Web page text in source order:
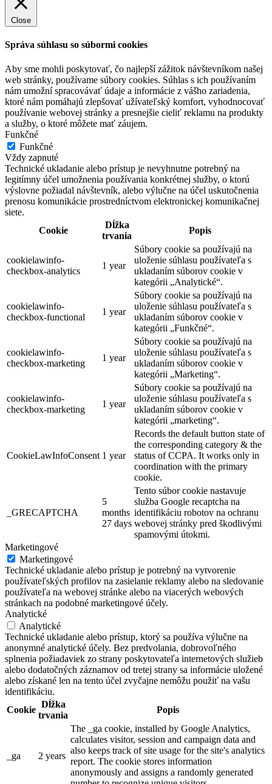
Close
Správa súhlasu so súbormi cookies
Aby sme mohli poskytovať, čo najlepší zážitok návštevníkom našej
web stránky, používame súbory cookies. Súhlas s ich používaním
nám umožní spracovávať údaje a informácie z vášho zariadenia,
ktoré nám pomáhajú zlepšovať užívateľský komfort, vyhodnocovať
používanie webovej stránky a presnejšie cieliť reklamu na produkty
a služby, o ktoré môžete mať záujem.
Funkčné
Funkčné
Vždy zapnuté
Technické ukladanie alebo prístup je nevyhnutne potrebný na
legitímny účel umožnenia používania konkrétnej služby, o ktorú
výslovne požiadal návštevník, alebo výlučne na účel uskutočnenia
prenosu komunikácie prostredníctvom elektronickej komunikačnej
siete.
Cookie
Dĺžka
trvania
Popis
cookielawinfo-
checkbox-analytics
1 year
Súbory cookie sa používajú na
uloženie súhlasu používateľa s
ukladaním súborov cookie v
kategórii „Analytické“.
cookielawinfo-
checkbox-functional
1 year
Súbory cookie sa používajú na
uloženie súhlasu používateľa s
ukladaním súborov cookie v
kategórii „Funkčné“.
cookielawinfo-
checkbox-marketing
1 year
Súbory cookie sa používajú na
uloženie súhlasu používateľa s
ukladaním súborov cookie v
kategórii „Marketing“.
cookielawinfo-
checkbox-marketing
1 year
Súbory cookie sa používajú na
uloženie súhlasu používateľa s
ukladaním súborov cookie v
kategórii „marketing“.
CookieLawInfoConsent 1 year
Records the default button state of
the corresponding category & the
status of CCPA. It works only in
coordination with the primary
cookie.
_GRECAPTCHA
5
months
27 days
Tento súbor cookie nastavuje
služba Google recaptcha na
identifikáciu robotov na ochranu
webovej stránky pred škodlivými
spamovými útokmi.
Marketingové
Marketingové
Technické ukladanie alebo prístup je potrebný na vytvorenie
používateľských profilov na zasielanie reklamy alebo na sledovanie
používateľa na webovej stránke alebo na viacerých webových
stránkach na podobné marketingové účely.
Analytické
Analytické
Technické ukladanie alebo prístup, ktorý sa používa výlučne na
anonymné analytické účely. Bez predvolania, dobrovoľného
splnenia požiadaviek zo strany poskytovateľa internetových služieb
alebo dodatočných záznamov od tretej strany sa informácie uložené
alebo získané len na tento účel zvyčajne nemôžu použiť na vašu
identifikáciu.
Cookie
Dĺžka
trvania
Popis
_ga 2 years
The _ga cookie, installed by Google Analytics,
calculates visitor, session and campaign data and
also keeps track of site usage for the site's analytics
report. The cookie stores information
anonymously and assigns a randomly generated